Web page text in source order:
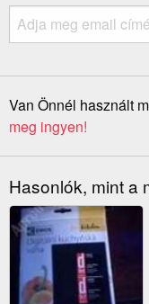
Van Önnél használt
meg ingyen!
Hasonlók, mint a